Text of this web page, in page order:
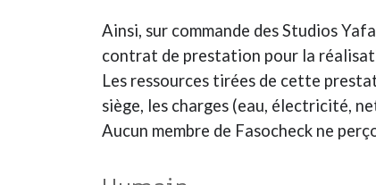
Ainsi, sur commande des Studios
contrat de prestation pour la
Les ressources tirées de cette
siège, les charges (eau, électricité,
Aucun membre de Fasocheck ne